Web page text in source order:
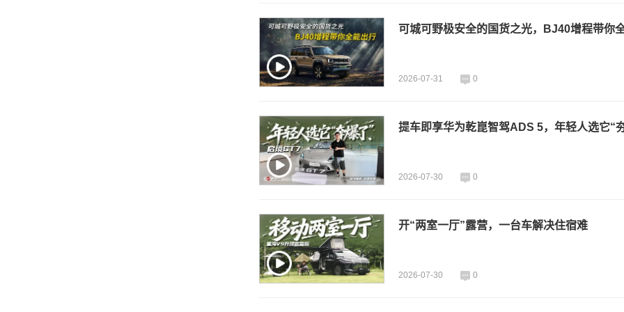
可城可野极安全的国货之光，BJ40增程带你
2026-07-31 0
提车即享华为乾崑智驾ADS 5，年轻人选它“
2026-07-30 0
开“两室一厅”露营，一台车解决住宿难
2026-07-30 0